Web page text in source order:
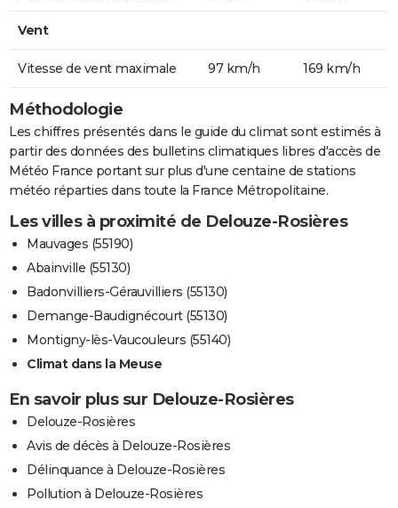
Vent
Vitesse de vent maximale 97 km/h 169 km/h
Méthodologie
Les chiffres présentés dans le guide du climat sont estimés à
partir des données des bulletins climatiques libres d'accès de
Météo France portant sur plus d'une centaine de stations
météo réparties dans toute la France Métropolitaine.
Les villes à proximité de Delouze-Rosières
Mauvages (55190)
Abainville (55130)
Badonvilliers-Gérauvilliers (55130)
Demange-Baudignécourt (55130)
Montigny-lès-Vaucouleurs (55140)
Climat dans la Meuse
En savoir plus sur Delouze-Rosières
Delouze-Rosières
Avis de décès à Delouze-Rosières
Délinquance à Delouze-Rosières
Pollution à Delouze-Rosières